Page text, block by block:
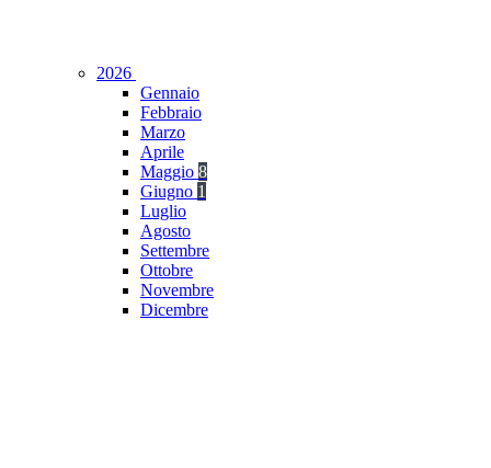
2026
Gennaio
Febbraio
Marzo
Aprile
Maggio 8
Giugno 1
Luglio
Agosto
Settembre
Ottobre
Novembre
Dicembre